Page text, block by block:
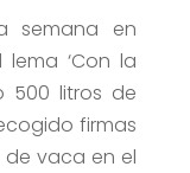
semana en
‘Con la
500 litros de
firmas
vaca en el